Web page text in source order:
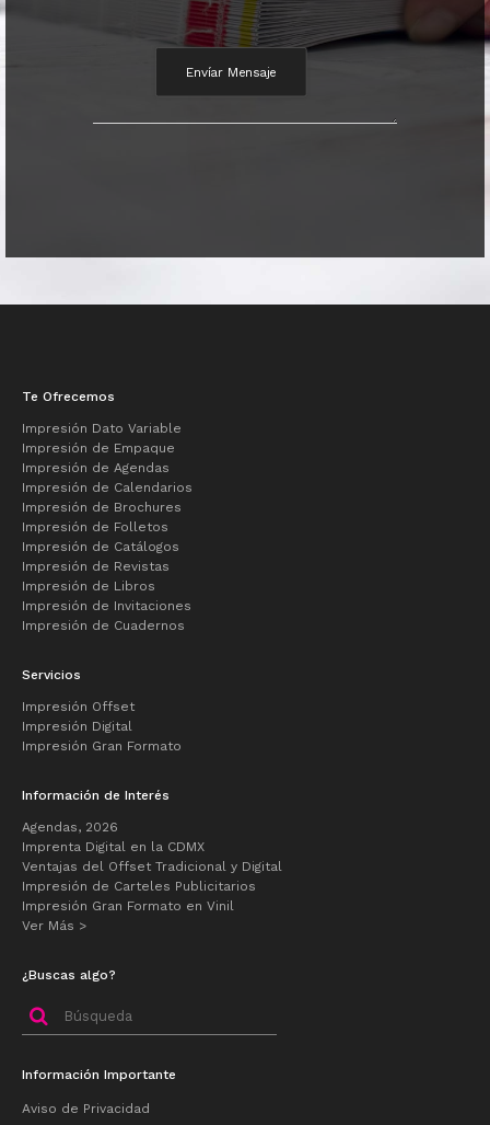
Te Ofrecemos
Impresión Dato Variable
Impresión de Empaque
Impresión de Agendas
Impresión de Calendarios
Impresión de Brochures
Impresión de Folletos
Impresión de Catálogos
Impresión de Revistas
Impresión de Libros
Impresión de Invitaciones
Impresión de Cuadernos
Servicios
Impresión Offset
Impresión Digital
Impresión Gran Formato
Información de Interés
Agendas, 2026
Imprenta Digital en la CDMX
Ventajas del Offset Tradicional y Digital
Impresión de Carteles Publicitarios
Impresión Gran Formato en Vinil
Ver Más >
¿Buscas algo?
Buscar
por:
Información Importante
Aviso de Privacidad